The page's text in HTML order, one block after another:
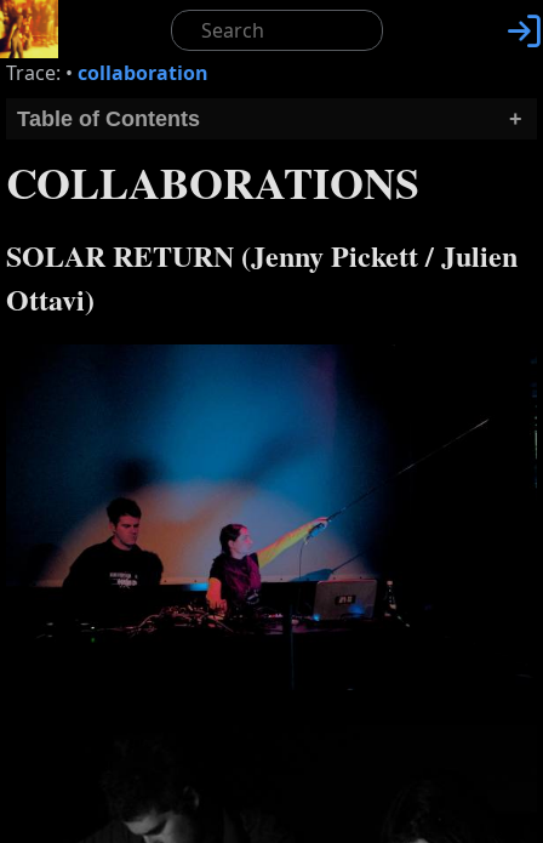

Trace: • collaboration
+
Table of Contents
COLLABORATIONS
SOLAR RETURN (Jenny Pickett / Julien
Ottavi)